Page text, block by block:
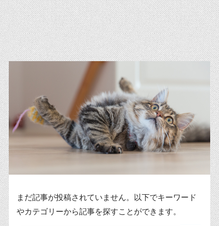
まだ記事が投稿されていません。以下でキーワード
やカテゴリーから記事を探すことができます。